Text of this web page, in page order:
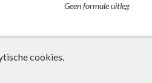
Geen formule uitleg
cookies.